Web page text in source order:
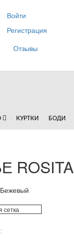
Войти
Регистрация
Отзывы
КУРТКИ БОДИ
ROSITA
Бежевый
сетка